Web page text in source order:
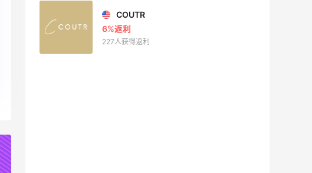
COUTR
6%返利
227人获得返利